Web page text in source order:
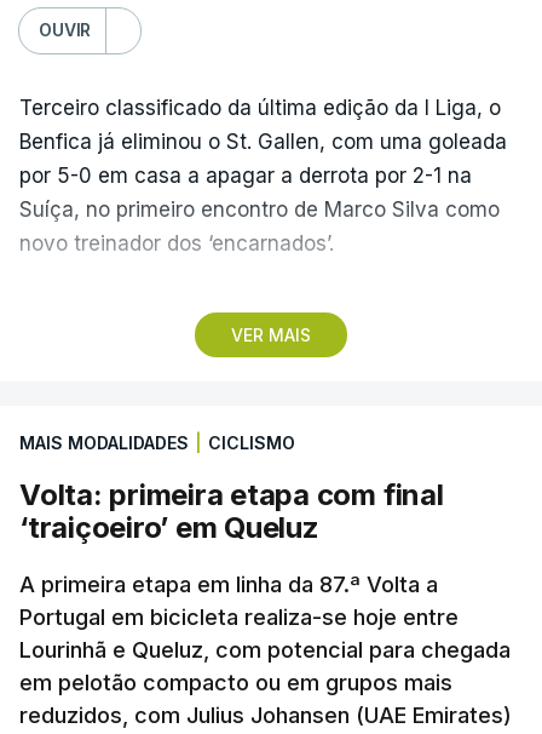
OUVIR
VER MAIS
Terceiro classificado da última edição da I Liga, o
Benfica já eliminou o St. Gallen, com uma goleada
por 5-0 em casa a apagar a derrota por 2-1 na
Suíça, no primeiro encontro de Marco Silva como
novo treinador dos ‘encarnados’.
Pela frente, as ‘águias’ vão ter agora o vice-
campeão escocês, que tem o português Cláudio
de serem eliminados pelos austríacos do Sturm
Graz, com um agregado de 6-0.
Caso se qualifique, o Benfica vai encontrar outra
equipa relegada da ‘Champions’, o derrotado do
encontro entre Aarhus, campeão dinamarquês, ou
o Sabah, campeão do Azerbaijão, sendo que, em
caso de afastamento, os 'encarnados' caem para o
play-off da Liga Conferência, encontrando os
MAIS MODALIDADES CICLISMO
Volta: primeira etapa com final
‘traiçoeiro’ em Queluz
A primeira etapa em linha da 87.ª Volta a
Portugal em bicicleta realiza-se hoje entre
Lourinhã e Queluz, com potencial para chegada
em pelotão compacto ou em grupos mais
reduzidos, com Julius Johansen (UAE Emirates)